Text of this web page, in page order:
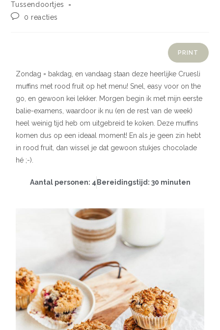
Tussendoortjes
0 reacties
PRINT
Zondag = bakdag, en vandaag staan deze heerlijke Cruesli
muffins met rood fruit op het menu! Snel, easy voor on the
go, en gewoon kei lekker. Morgen begin ik met mijn eerste
balie-examens, waardoor ik nu (en de rest van de week)
heel weinig tijd heb om uitgebreid te koken. Deze muffins
komen dus op een ideaal moment! En als je geen zin hebt
in rood fruit, dan wissel je dat gewoon stukjes chocolade
hé ;-).
Aantal personen: 4 Bereidingstijd: 30 minuten